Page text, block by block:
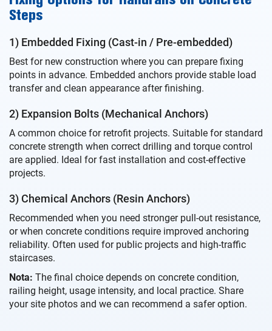
Steps
1) Embedded Fixing (Cast-in / Pre-embedded)
Best for new construction where you can prepare fixing
points in advance. Embedded anchors provide stable load
transfer and clean appearance after finishing.
2) Expansion Bolts (Mechanical Anchors)
A common choice for retrofit projects. Suitable for standard
concrete strength when correct drilling and torque control
are applied. Ideal for fast installation and cost-effective
projects.
3) Chemical Anchors (Resin Anchors)
Recommended when you need stronger pull-out resistance,
or when concrete conditions require improved anchoring
reliability. Often used for public projects and high-traffic
staircases.
Nota: The final choice depends on concrete condition,
railing height, usage intensity, and local practice. Share
your site photos and we can recommend a safer option.